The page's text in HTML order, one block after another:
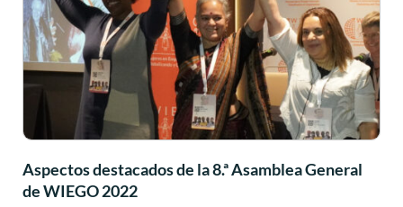
Aspectos destacados de la 8.ª Asamblea General
de WIEGO 2022